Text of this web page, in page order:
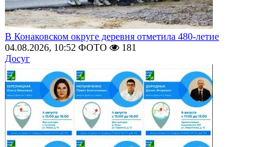
В Конаковском округе деревня отметила 480-летие
04.08.2026, 10:52 ФОТО
181
Досуг